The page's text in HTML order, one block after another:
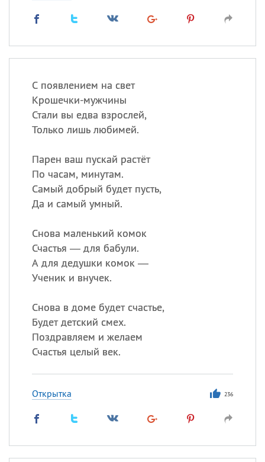
С появлением на свет
Крошечки-мужчины
Стали вы едва взрослей,
Только лишь любимей.
Парен ваш пускай растёт
По часам, минутам.
Самый добрый будет пусть,
Да и самый умный.
Снова маленький комок
Счастья — для бабули.
А для дедушки комок —
Ученик и внучек.
Снова в доме будет счастье,
Будет детский смех.
Поздравляем и желаем
Счастья целый век.
Открытка 236